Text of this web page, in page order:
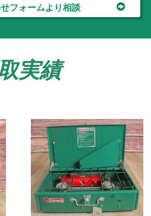
フォームより相談
実績